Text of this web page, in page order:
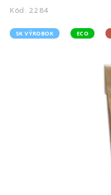
Kód: 2284
SK VÝROBOK ECO